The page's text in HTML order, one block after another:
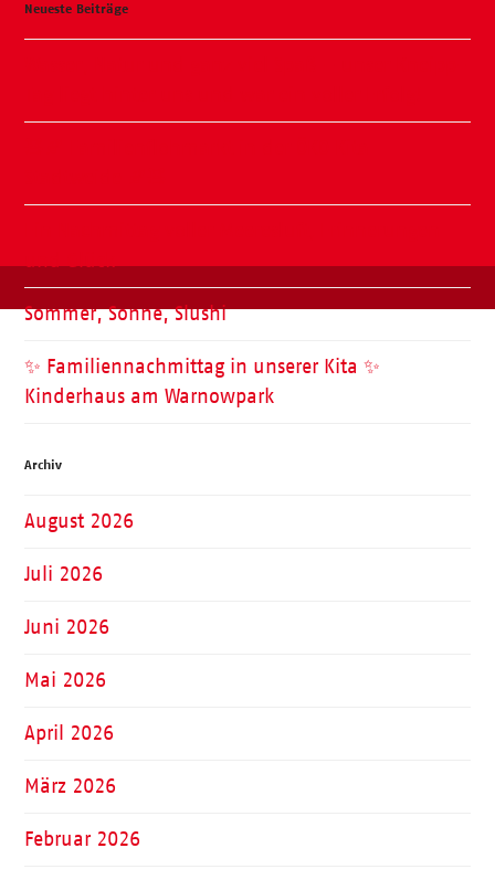
Neueste Beiträge
und Glück
Sommer, Sonne, Slushi
✨ Familiennachmittag in unserer Kita ✨
Kinderhaus am Warnowpark
Archiv
August 2026
Juli 2026
Juni 2026
Mai 2026
April 2026
März 2026
Februar 2026